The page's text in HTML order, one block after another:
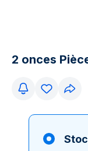
2 onces